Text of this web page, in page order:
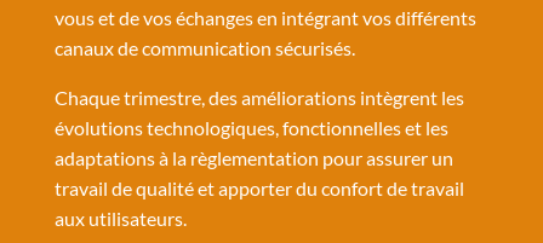
vous et de vos échanges en intégrant vos différents
canaux de communication sécurisés.
Chaque trimestre, des améliorations intègrent les
évolutions technologiques, fonctionnelles et les
adaptations à la règlementation pour assurer un
travail de qualité et apporter du confort de travail
aux utilisateurs.